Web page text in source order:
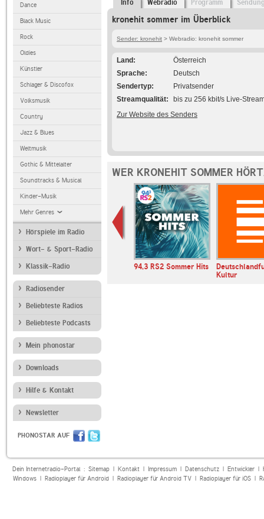
Dance
Black Music
Rock
Oldies
Künstler
Schlager & Discofox
Volksmusik
Country
Jazz & Blues
Weltmusik
Gothic & Mittelalter
Soundtracks & Musical
Kinder-Musik
Mehr Genres
Hörspiele im Radio
Wort- & Sport-Radio
Klassik-Radio
Radiosender
Beliebteste Radios
Beliebteste Podcasts
Mein phonostar
Downloads
Hilfe & Kontakt
Newsletter
PHONOSTAR AUF
Info Webradio Programm
kronehit sommer im Überblick
Sender: kronehit > Webradio: kronehit sommer
Land
Österreich
Sprache
Deutsch
Sendertyp
Privatsender
Streamqualität
bis zu 256 kbit/s Live-
Zur Website des Senders
WER KRONEHIT SOMMER
Bayern 2 94,3 RS2 Sommer Hits
Kultur
Dein Internetradio-Portal : Sitemap| Kontakt| Impressum| Datenschutz| Entwickler|
Windows| Radioplayer für Android| Radioplayer für Android TV| Radioplayer für iOS|